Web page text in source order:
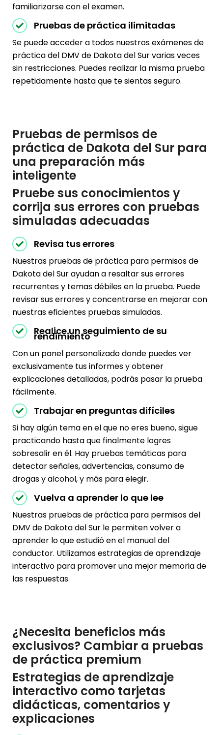
familiarizarse con el examen.
Pruebas de práctica ilimitadas
Se puede acceder a todos nuestros exámenes de
práctica del DMV de Dakota del Sur varias veces
sin restricciones. Puedes realizar la misma prueba
repetidamente hasta que te sientas seguro.
Pruebas de permisos de
práctica de Dakota del Sur para
una preparación más
inteligente
Pruebe sus conocimientos y
corrija sus errores con pruebas
simuladas adecuadas
Revisa tus errores
Nuestras pruebas de práctica para permisos de
Dakota del Sur ayudan a resaltar sus errores
recurrentes y temas débiles en la prueba. Puede
revisar sus errores y concentrarse en mejorar con
nuestras eficientes pruebas simuladas.
Realice un seguimiento de su
rendimiento
Con un panel personalizado donde puedes ver
exclusivamente tus informes y obtener
explicaciones detalladas, podrás pasar la prueba
fácilmente.
Trabajar en preguntas difíciles
Si hay algún tema en el que no eres bueno, sigue
practicando hasta que finalmente logres
sobresalir en él. Hay pruebas temáticas para
detectar señales, advertencias, consumo de
drogas y alcohol, y más para elegir.
Vuelva a aprender lo que lee
Nuestras pruebas de práctica para permisos del
DMV de Dakota del Sur le permiten volver a
aprender lo que estudió en el manual del
conductor. Utilizamos estrategias de aprendizaje
interactivo para promover una mejor memoria de
las respuestas.
¿Necesita beneficios más
exclusivos? Cambiar a pruebas
de práctica premium
Estrategias de aprendizaje
interactivo como tarjetas
didácticas, comentarios y
explicaciones